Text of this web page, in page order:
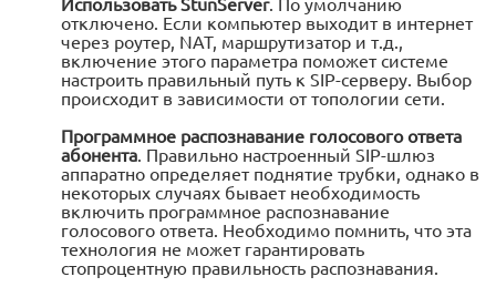
отключено. Если компьютер выходит в интернет
через роутер, NAT, маршрутизатор и т.д.,
включение этого параметра поможет системе
настроить правильный путь к SIP-серверу. Выбор
происходит в зависимости от топологии сети.
Программное распознавание голосового ответа
абонента . Правильно настроенный SIP-шлюз
аппаратно определяет поднятие трубки, однако в
некоторых случаях бывает необходимость
включить программное распознавание
голосового ответа. Необходимо помнить, что эта
технология не может гарантировать
стопроцентную правильность распознавания.